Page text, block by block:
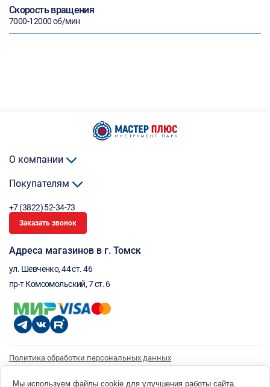
Скорость вращения
7000-12000 об/мин
О компании
Покупателям
+7 (3822) 52-34-73
Заказать звонок
Адреса магазинов в г. Томск
ул. Шевченко, 44 ст. 46
пр-т Комсомольский, 7 ст. 6
Политика обработки персональных данных
Согласие на получение рассылки
Мы используем файлы cookie для улучшения работы сайта.